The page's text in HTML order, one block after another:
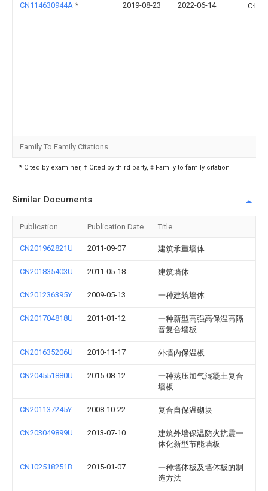
CN114630944A * 2019-08-23 2022-06-14 C·I·维
Family To Family Citations
* Cited by examiner, † Cited by third party, ‡ Family to family citation
Similar Documents
Publication Publication Date Title
CN201962821U 2011-09-07 建筑承重墙体
CN201835403U 2011-05-18 建筑墙体
CN201236395Y 2009-05-13 一种建筑墙体
CN201704818U 2011-01-12
一种新型高强高保温高隔
音复合墙板
CN201635206U 2010-11-17 外墙内保温板
CN204551880U 2015-08-12
一种蒸压加气混凝土复合
墙板
CN201137245Y 2008-10-22 复合自保温砌块
CN203049899U 2013-07-10
建筑外墙保温防火抗震一
体化新型节能墙板
CN102518251B 2015-01-07
一种墙体板及墙体板的制
造方法